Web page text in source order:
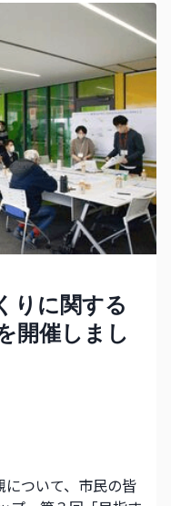
りに関する
開催しまし
ついて、市民の皆